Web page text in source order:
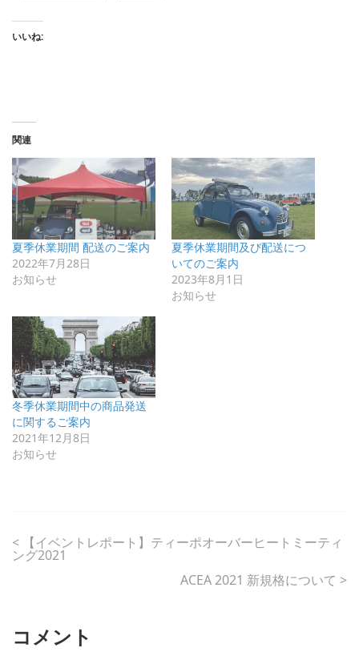
いいね:
関連
夏季休業期間 配送のご案内
2022年7月28日
お知らせ
夏季休業期間及び配送につ
いてのご案内
2023年8月1日
お知らせ
冬季休業期間中の商品発送
に関するご案内
2021年12月8日
お知らせ
< 【イベントレポート】ティーポオーバーヒートミーティ
ング2021
ACEA 2021 新規格について >
コメント